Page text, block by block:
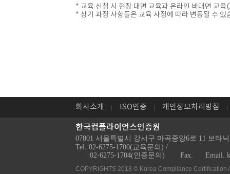
* 교육 신청 시 현장 대면 교육과 온라인 비대면 교
* 상기 과정 사항들은 교육 사정에 따라 변동될 수 있
회사소개 ISO인증 개인정보처리방침
한국컴플라이언스인증원
07801 서울특별시 강서구 마곡중앙6로 11 보타
Tel. 02-6275-1700(교육문의) /
02-6275-1704(인증문의)
Fax. Email.
COPYRIGHTS 2018 © Korea Compliance Certification